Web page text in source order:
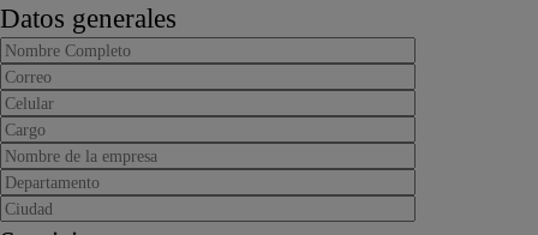
Datos generales